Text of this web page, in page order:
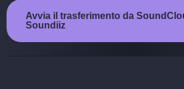
Avvia il trasferimento da
Soundiiz